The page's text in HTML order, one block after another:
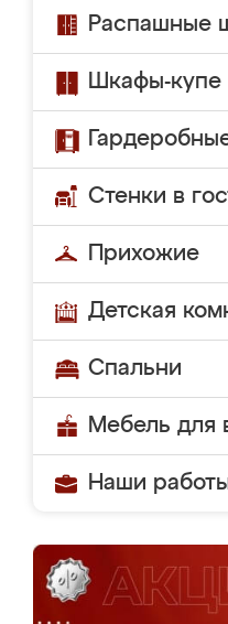
Распашные
Шкафы-купе
Стенки в
Прихожие
Детская
Спальни
Мебель для
Наши